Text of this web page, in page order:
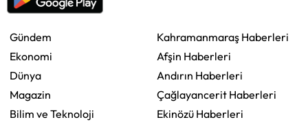
Gündem
Ekonomi
Dünya
Magazin
Bilim ve Teknoloji
Kahramanmaraş Haberleri
Afşin Haberleri
Andırın Haberleri
Çağlayancerit Haberleri
Ekinözü Haberleri